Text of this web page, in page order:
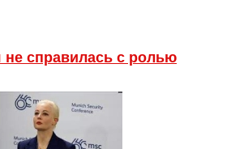
справилась с ролью